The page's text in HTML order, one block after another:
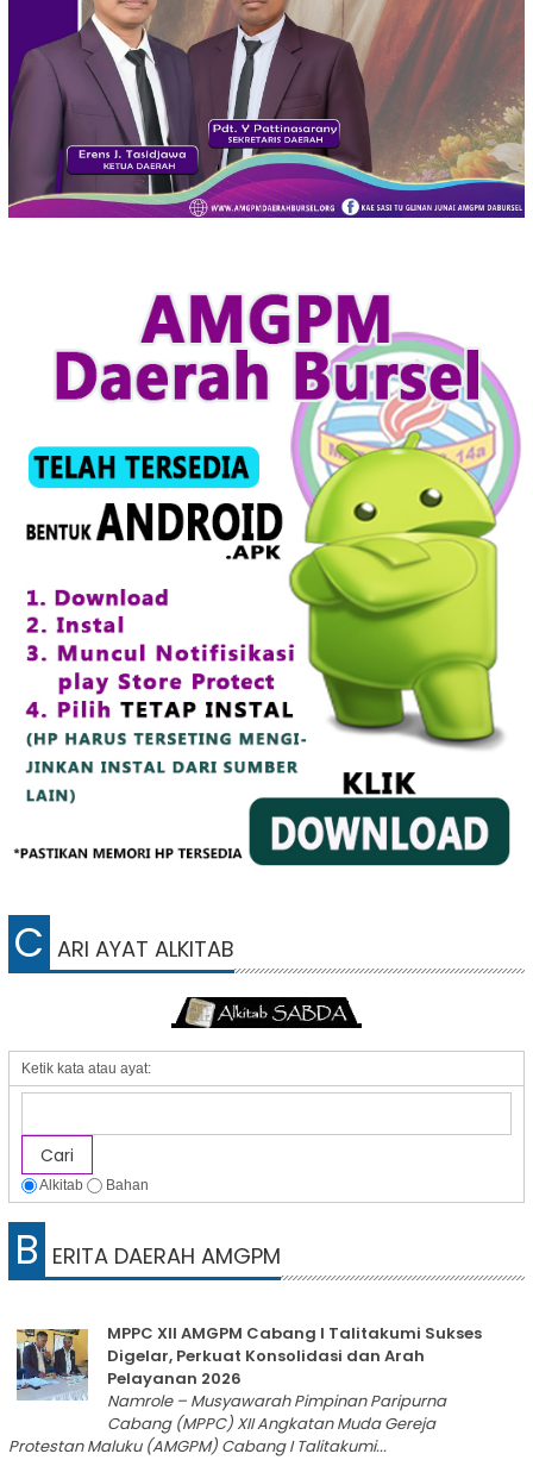
C ARI AYAT ALKITAB
Ketik kata atau ayat:
Alkitab Bahan
B ERITA DAERAH AMGPM
MPPC XII AMGPM Cabang I Talitakumi Sukses
Digelar, Perkuat Konsolidasi dan Arah
Pelayanan 2026
Namrole – Musyawarah Pimpinan Paripurna
Cabang (MPPC) XII Angkatan Muda Gereja
Protestan Maluku (AMGPM) Cabang I Talitakumi...